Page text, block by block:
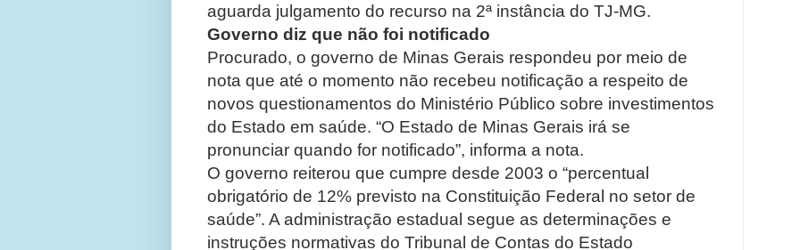
aguarda julgamento do recurso na 2ª instância do TJ-MG.
Governo diz que não foi notificado
Procurado, o governo de Minas Gerais respondeu por meio de
nota que até o momento não recebeu notificação a respeito de
novos questionamentos do Ministério Público sobre investimentos
do Estado em saúde. “O Estado de Minas Gerais irá se
pronunciar quando for notificado”, informa a nota.
O governo reiterou que cumpre desde 2003 o “percentual
obrigatório de 12% previsto na Constituição Federal no setor de
saúde”. A administração estadual segue as determinações e
instruções normativas do Tribunal de Contas do Estado